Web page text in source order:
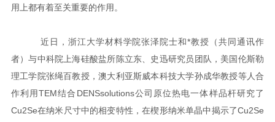
用上都有着至关重要的作用。
近日，浙江大学材料学院张泽院士和*教授（共同通讯作
者）与中科院上海硅酸盐所陈立东、史迅研究员团队，美国伦斯勒
理工学院张绳百教授，澳大利亚斯威本科技大学孙成华教授等人合
作利用TEM结合DENSsolutions公司原位热电一体样品杆研究了
Cu2Se在纳米尺寸中的相变特性，在楔形纳米单晶中揭示了Cu2Se